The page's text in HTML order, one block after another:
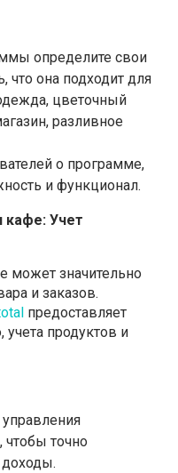
определите свои
что она подходит для
цветочный
разливное
о программе,
и функционал.
кафе: Учет
может значительно
и заказов.
предоставляет
продуктов и
точно